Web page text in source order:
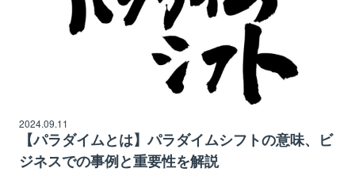
2024.09.11
【パラダイムとは】パラダイムシフトの意味、ビ
ジネスでの事例と重要性を解説